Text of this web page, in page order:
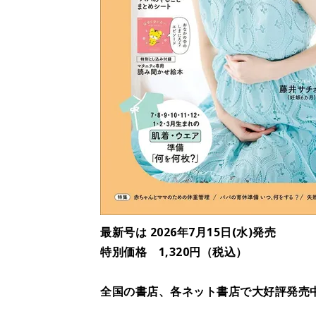
最新号は 2026年7月15日(水)発売
特別価格 1,320円（税込）
全国の書店、各ネット書店で大好評発売